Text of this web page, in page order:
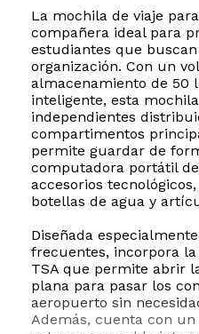
La mochila de viaje
compañera ideal para
estudiantes que
organización. Con un
almacenamiento de 50
inteligente, esta
independientes
compartimentos
permite guardar de
computadora portátil
accesorios
botellas de agua y
Diseñada
frecuentes, incorpora
TSA que permite abrir
plana para pasar los
aeropuerto sin
Además, cuenta con